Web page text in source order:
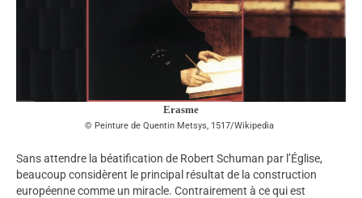
Erasme
Peinture de Quentin Metsys, 1517/Wikipedia
Sans attendre la béatification de Robert Schuman par l’Église,
beaucoup considèrent le principal résultat de la construction
européenne comme un miracle. Contrairement à ce qui est